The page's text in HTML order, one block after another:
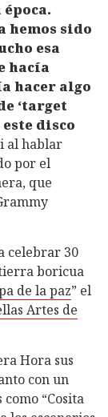
hemos sido
esa
hacía
hacer algo
‘target
este disco
al hablar
por el
que
celebrar 30
boricua
de la paz” el
Artes de
Hora sus
con un
“Cosita